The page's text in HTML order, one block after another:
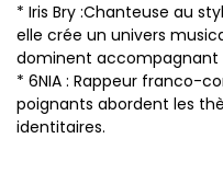
* Iris Bry :Chanteuse au
elle crée un univers
dominent accompagnant
* 6NIA : Rappeur franco-
poignants abordent les
identitaires.